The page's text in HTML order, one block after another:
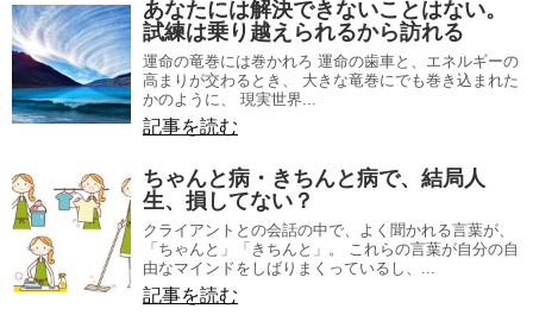
あなたには解決できないことはない。
試練は乗り越えられるから訪れる
運命の竜巻には巻かれろ 運命の歯車と、エネルギーの
高まりが交わるとき、 大きな竜巻にでも巻き込まれた
かのように、 現実世界...
記事を読む
ちゃんと病・きちんと病で、結局人
生、損してない？
クライアントとの会話の中で、よく聞かれる言葉が、
「ちゃんと」「きちんと」。 これらの言葉が自分の自
由なマインドをしばりまくっているし、...
記事を読む